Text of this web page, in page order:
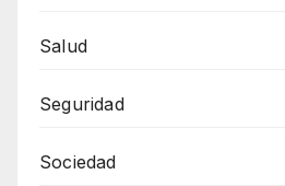
Salud
Seguridad
Sociedad